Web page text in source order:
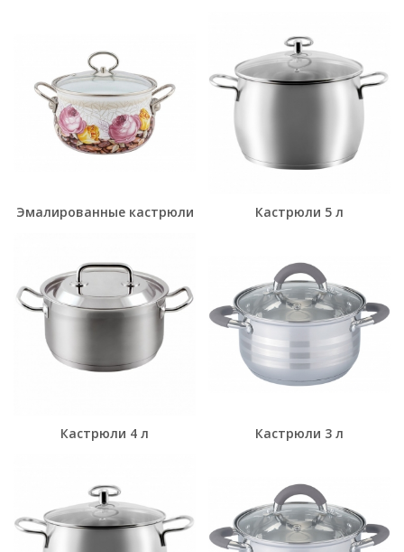
Эмалированные кастрюли Кастрюли 5 л
Кастрюли 4 л Кастрюли 3 л